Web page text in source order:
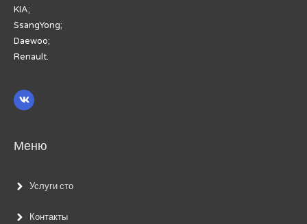
KIA;
SsangYong;
Daewoo;
Renault.
Меню
Услуги сто
Контакты